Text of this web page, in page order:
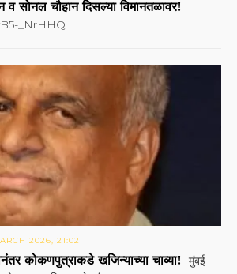
व सोनल चौहान दिसल्या विमानतळावर!
_NrHHQ
2026, 21:02
कोकणपुत्राकडे खजिन्याच्या चाव्या!
मुंबई